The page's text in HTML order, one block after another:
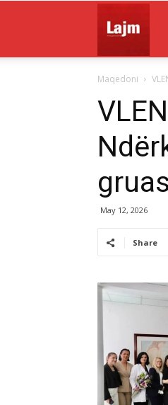
Maqedoni
gruas
May 12, 2026
Share